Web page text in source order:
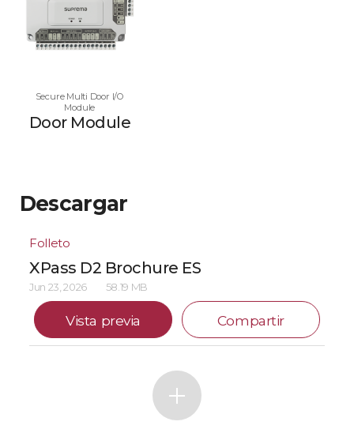
Secure Multi Door I/O
Module
Door Module
Descargar
Folleto
XPass D2 Brochure ES
Jun 23, 2026 58.19 MB
Vista previa Compartir